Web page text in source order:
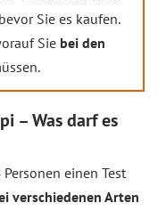
Sie es kaufen.
Sie bei den
– Was darf es
einen Test
verschiedenen Arten